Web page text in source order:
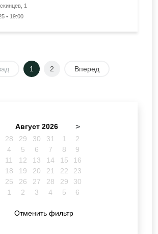
1
• 19:00
1 2 Вперед
Август 2026 >
28 29 30 31 1
2
4 5 6 7 8
9
11 12 13 14 15
16
18 19 20 21 22
23
25 26 27 28 29
30
1 2 3 4 5 6
Отменить фильтр